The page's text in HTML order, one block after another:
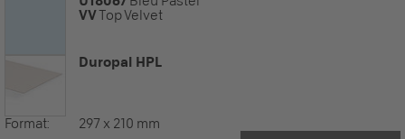
VVTop Velvet
Duropal HPL
Format: 297 x 210 mm